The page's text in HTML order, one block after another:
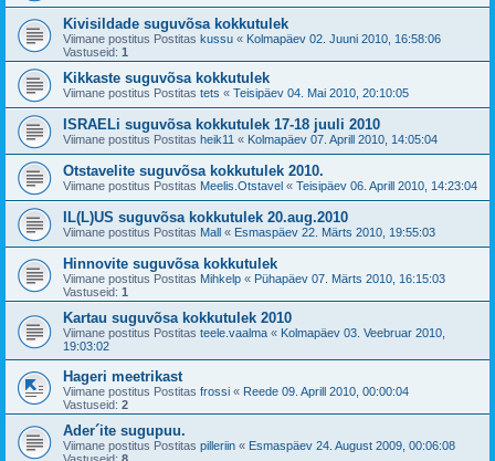
Kivisildade suguvõsa kokkutulek
Viimane postitus Postitas kussu « Kolmapäev 02. Juuni 2010, 16:58:06
Vastuseid: 1
Kikkaste suguvõsa kokkutulek
Viimane postitus Postitas tets « Teisipäev 04. Mai 2010, 20:10:05
ISRAELi suguvõsa kokkutulek 17-18 juuli 2010
Viimane postitus Postitas heik11 « Kolmapäev 07. Aprill 2010, 14:05:04
Otstavelite suguvõsa kokkutulek 2010.
Viimane postitus Postitas Meelis.Otstavel « Teisipäev 06. Aprill 2010, 14:23:04
IL(L)US suguvõsa kokkutulek 20.aug.2010
Viimane postitus Postitas Mall « Esmaspäev 22. Märts 2010, 19:55:03
Hinnovite suguvõsa kokkutulek
Viimane postitus Postitas Mihkelp « Pühapäev 07. Märts 2010, 16:15:03
Vastuseid: 1
Kartau suguvõsa kokkutulek 2010
Viimane postitus Postitas teele.vaalma « Kolmapäev 03. Veebruar 2010,
19:03:02
Hageri meetrikast
Viimane postitus Postitas frossi « Reede 09. Aprill 2010, 00:00:04
Vastuseid: 2
Ader´ite sugupuu.
Viimane postitus Postitas pilleriin « Esmaspäev 24. August 2009, 00:06:08